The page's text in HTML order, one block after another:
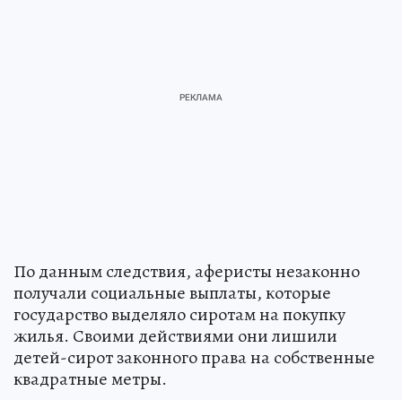
По данным следствия, аферисты незаконно
получали социальные выплаты, которые
государство выделяло сиротам на покупку
жилья. Своими действиями они лишили
детей-сирот законного права на собственные
квадратные метры.